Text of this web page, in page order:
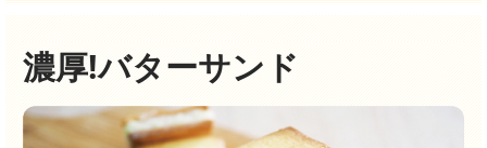
濃厚!バターサンド